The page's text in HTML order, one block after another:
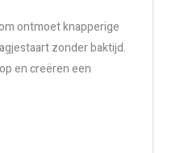
ontmoet knapperige
zonder baktijd.
en creëren een